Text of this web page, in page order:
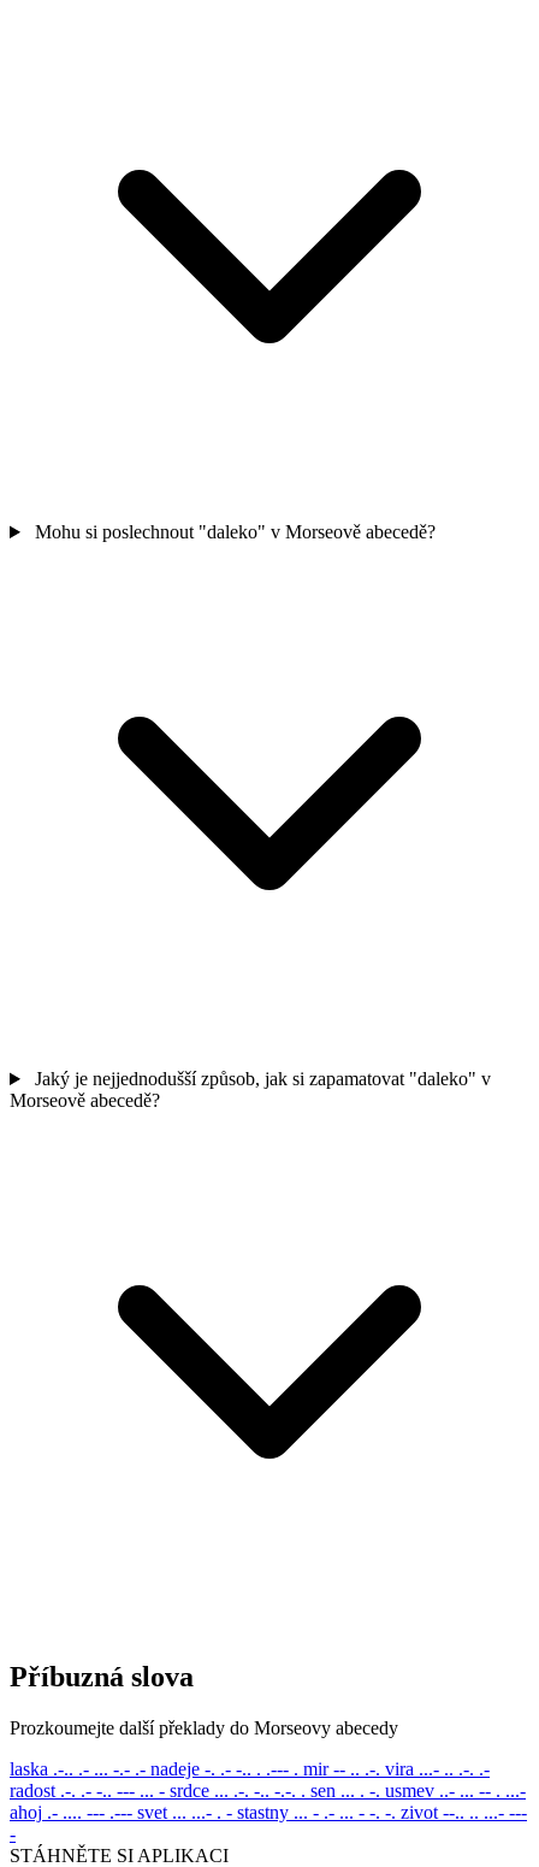
Mohu si poslechnout "daleko" v Morseově abecedě?
Jaký je nejjednodušší způsob, jak si zapamatovat "daleko" v
Morseově abecedě?
Příbuzná slova
Prozkoumejte další překlady do Morseovy abecedy
laska .-.. .- ... -.- .- nadeje -. .- -.. . .--- . mir -- .. .-. vira ...- .. .-. .-
radost .-. .- -.. --- ... - srdce ... .-. -.. -.-. . sen ... . -. usmev ..- ... -- . ...-
ahoj .- .... --- .--- svet ... ...- . - stastny ... - .- ... - -. -. zivot --.. .. ...- ---
-
STÁHNĚTE SI APLIKACI